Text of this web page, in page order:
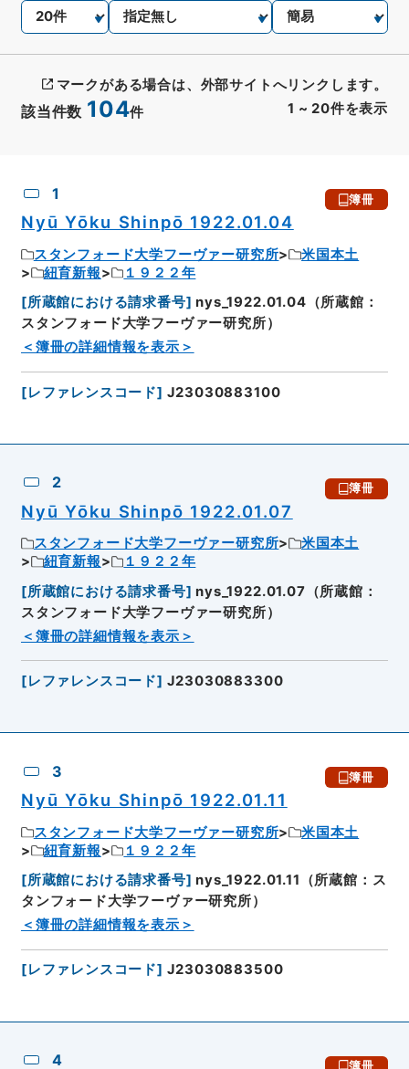
該当件数 104件 1 ~ 20件を表示
マークがある場合は、外部サイトへリンクします。
1 簿冊
Nyū Yōku Shinpō 1922.01.04
スタンフォード大学フーヴァー研究所
米国本土
紐育新報
１９２２年
[所蔵館における請求番号] nys_1922.01.04（所蔵館：
スタンフォード大学フーヴァー研究所）
＜簿冊の詳細情報を表示＞
[レファレンスコード] J23030883100
2 簿冊
Nyū Yōku Shinpō 1922.01.07
スタンフォード大学フーヴァー研究所
米国本土
紐育新報
１９２２年
[所蔵館における請求番号] nys_1922.01.07（所蔵館：
スタンフォード大学フーヴァー研究所）
＜簿冊の詳細情報を表示＞
[レファレンスコード] J23030883300
3 簿冊
Nyū Yōku Shinpō 1922.01.11
スタンフォード大学フーヴァー研究所
米国本土
紐育新報
１９２２年
[所蔵館における請求番号] nys_1922.01.11（所蔵館：ス
タンフォード大学フーヴァー研究所）
＜簿冊の詳細情報を表示＞
[レファレンスコード] J23030883500
4 簿冊